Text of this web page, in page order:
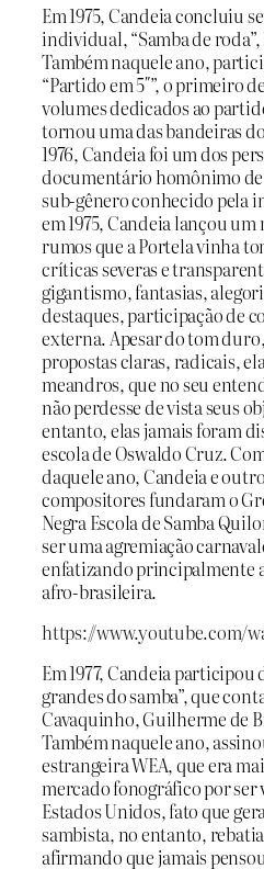
Em 1975, Candeia concluiu
individual, “Samba de
Também naquele ano,
“Partido em 5″”, o primeiro
volumes dedicados ao
tornou uma das bandeiras
1976, Candeia foi um dos
documentário homônimo
sub-gênero conhecido pela
em 1975, Candeia lançou
rumos que a Portela vinha
críticas severas e
gigantismo, fantasias,
destaques, participação de
externa. Apesar do tom
propostas claras, radicais,
meandros, que no seu
não perdesse de vista seus
entanto, elas jamais foram
escola de Oswaldo Cruz.
daquele ano, Candeia e
compositores fundaram o
Negra Escola de Samba
ser uma agremiação
enfatizando principalmente
afro-brasileira.
https://www.youtube.com/
Em 1977, Candeia
grandes do samba”, que
Cavaquinho, Guilherme de
Também naquele ano,
estrangeira WEA, que era
mercado fonográfico por ser
Estados Unidos, fato que
sambista, no entanto,
afirmando que jamais